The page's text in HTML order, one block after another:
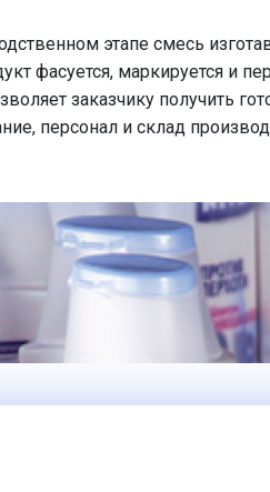
этапе смесь
фасуется, маркируется и
заказчику получить
персонал и склад